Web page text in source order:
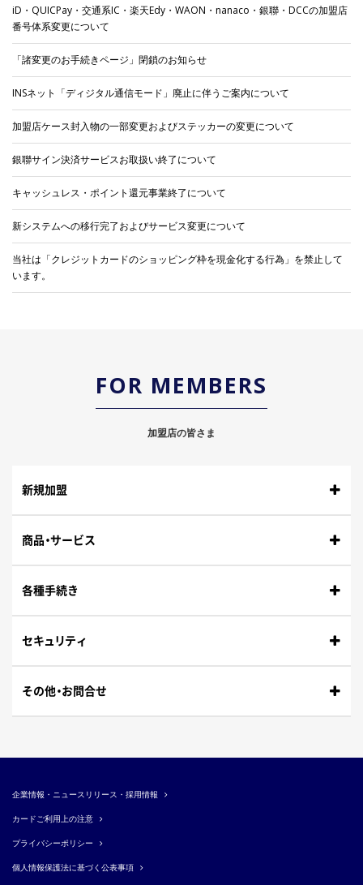
iD・QUICPay・交通系IC・楽天Edy・WAON・nanaco・銀聯・DCCの加盟店
番号体系変更について
「諸変更のお手続きページ」閉鎖のお知らせ
INSネット「ディジタル通信モード」廃止に伴うご案内について
加盟店ケース封入物の一部変更およびステッカーの変更について
銀聯サイン決済サービスお取扱い終了について
キャッシュレス・ポイント還元事業終了について
新システムへの移行完了およびサービス変更について
当社は「クレジットカードのショッピング枠を現金化する行為」を禁止して
います。
FOR MEMBERS
加盟店の皆さま
新規加盟
商品・サービス
各種手続き
セキ ュ リティ
その他・お問合せ
企業情報 ・ ニ ュ ース リ リ ース ・ 採用情報
カー ド ご利用上の注意
プライバシーポ リ シー
個人情報保護法に基づく 公表事項